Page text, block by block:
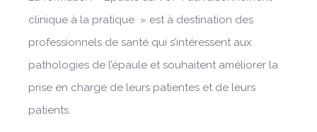
clinique à la pratique » est à destination des
professionnels de santé qui s’intéressent aux
pathologies de l’épaule et souhaitent améliorer la
prise en charge de leurs patientes et de leurs
patients.